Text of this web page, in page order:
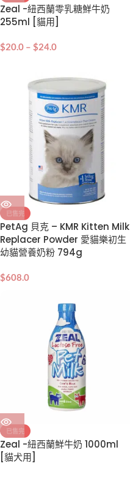
Zeal -紐西蘭零乳糖鮮牛奶
255ml [貓用]
$20.0 – $24.0
已售完
PetAg 貝克 – KMR Kitten Milk
Replacer Powder 愛貓樂初生
幼貓營養奶粉 794g
$608.0
已售完
Zeal -紐西蘭鮮牛奶 1000ml
[貓犬用]